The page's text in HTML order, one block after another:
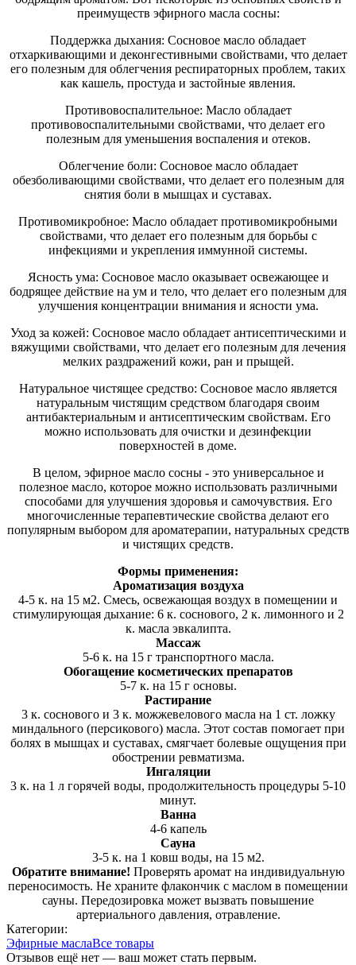
преимуществ эфирного масла сосны:
Поддержка дыхания: Сосновое масло обладает
отхаркивающими и деконгестивными свойствами, что делает
его полезным для облегчения респираторных проблем, таких
как кашель, простуда и застойные явления.
Противовоспалительное: Масло обладает
противовоспалительными свойствами, что делает его
полезным для уменьшения воспаления и отеков.
Облегчение боли: Сосновое масло обладает
обезболивающими свойствами, что делает его полезным для
снятия боли в мышцах и суставах.
Противомикробное: Масло обладает противомикробными
свойствами, что делает его полезным для борьбы с
инфекциями и укрепления иммунной системы.
Ясность ума: Сосновое масло оказывает освежающее и
бодрящее действие на ум и тело, что делает его полезным для
улучшения концентрации внимания и ясности ума.
Уход за кожей: Сосновое масло обладает антисептическими и
вяжущими свойствами, что делает его полезным для лечения
мелких раздражений кожи, ран и прыщей.
Натуральное чистящее средство: Сосновое масло является
натуральным чистящим средством благодаря своим
антибактериальным и антисептическим свойствам. Его
можно использовать для очистки и дезинфекции
поверхностей в доме.
В целом, эфирное масло сосны - это универсальное и
полезное масло, которое можно использовать различными
способами для улучшения здоровья и самочувствия. Его
многочисленные терапевтические свойства делают его
популярным выбором для ароматерапии, натуральных средств
и чистящих средств.
Формы применения:
Ароматизация воздуха
4-5 к. на 15 м2. Смесь, освежающая воздух в помещении и
стимулирующая дыхание: 6 к. соснового, 2 к. лимонного и 2
к. масла эвкалипта.
Массаж
5-6 к. на 15 г транспортного масла.
Обогащение косметических препаратов
5-7 к. на 15 г основы.
Растирание
3 к. соснового и 3 к. можжевелового масла на 1 ст. ложку
миндального (персикового) масла. Этот состав помогает при
болях в мышцах и суставах, смягчает болевые ощущения при
обострении ревматизма.
Ингаляции
3 к. на 1 л горячей воды, продолжительность процедуры 5-10
минут.
Ванна
4-6 капель
Сауна
3-5 к. на 1 ковш воды, на 15 м2.
Обратите внимание! Проверять аромат на индивидуальную
переносимость. Не храните флакончик с маслом в помещении
сауны. Передозировка может вызвать повышение
артериального давления, отравление.
Категории:
Эфирные маслаВсе товары
Отзывов ещё нет — ваш может стать первым.